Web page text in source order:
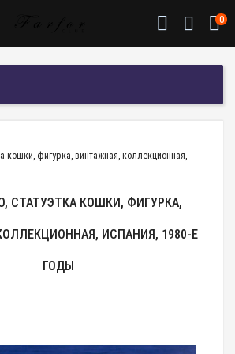
0
кошки, фигурка, винтажная, коллекционная,
СТАТУЭТКА КОШКИ, ФИГУРКА,
ИСПАНИЯ, 1980-Е
ГОДЫ